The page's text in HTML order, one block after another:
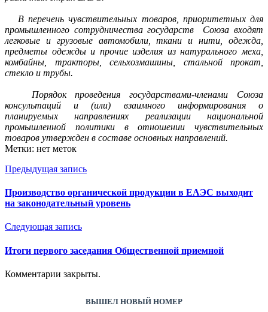
В перечень чувствительных товаров, приоритетных для
промышленного сотрудничества государств Союза входят
легковые и грузовые автомобили, ткани и нити, одежда,
предметы одежды и прочие изделия из натурального меха,
комбайны, тракторы, сельхозмашины, стальной прокат,
стекло и трубы.
Порядок проведения государствами-членами Союза
консультаций и (или) взаимного информирования о
планируемых направлениях реализации национальной
промышленной политики в отношении чувствительных
товаров утвержден в составе основных направлений.
Метки: нет меток
Предыдущая запись
Производство органической продукции в ЕАЭС выходит
на законодательный уровень
Следующая запись
Итоги первого заседания Общественной приемной
Комментарии закрыты.
ВЫШЕЛ НОВЫЙ НОМЕР